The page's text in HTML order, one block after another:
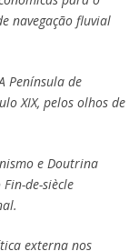
navegação fluvial
Península de
XIX, pelos olhos de
e Doutrina
de-siècle
externa nos